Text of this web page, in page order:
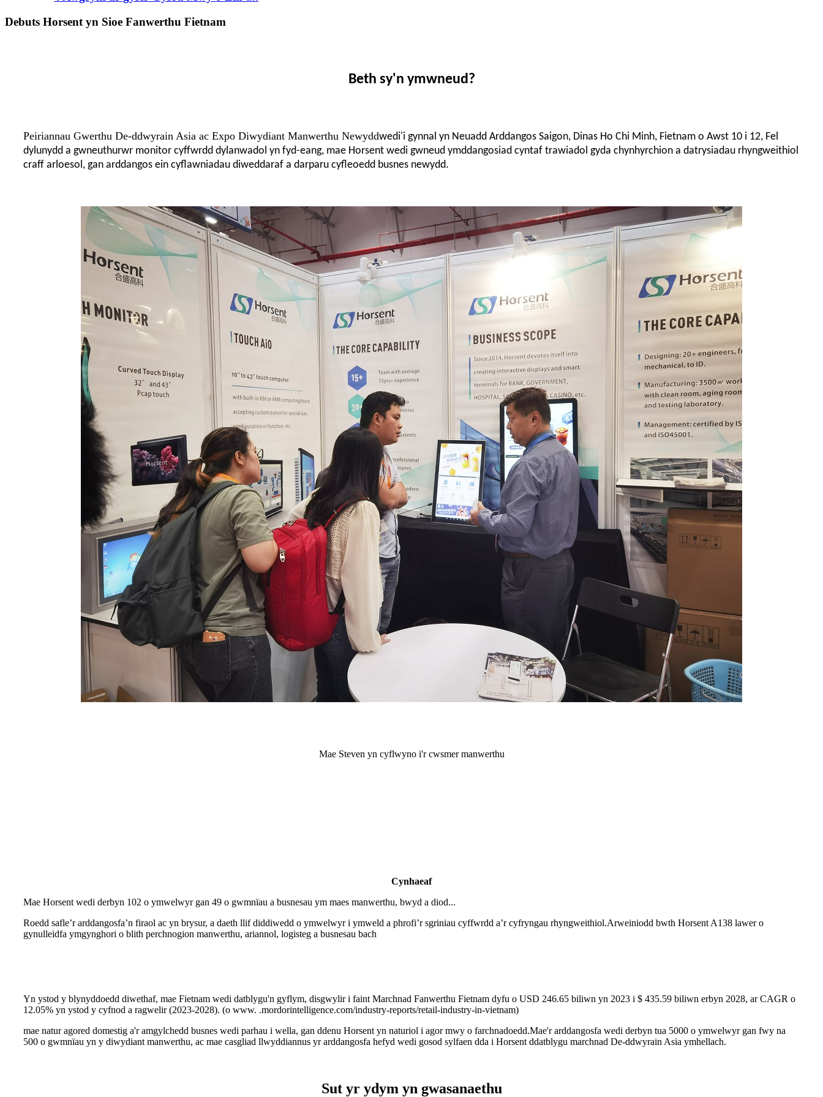
Debuts Horsent yn Sioe Fanwerthu Fietnam
Beth sy'n ymwneud?
Peiriannau Gwerthu De-ddwyrain Asia ac Expo Diwydiant Manwerthu Newyddwedi'i gynnal yn Neuadd Arddangos Saigon, Dinas Ho Chi Minh, Fietnam o Awst 10 i 12, Fel
dylunydd a gwneuthurwr monitor cyffwrdd dylanwadol yn fyd-eang, mae Horsent wedi gwneud ymddangosiad cyntaf trawiadol gyda chynhyrchion a datrysiadau rhyngweithiol
craff arloesol, gan arddangos ein cyflawniadau diweddaraf a darparu cyfleoedd busnes newydd.
Mae Steven yn cyflwyno i'r cwsmer manwerthu
Cynhaeaf
Mae Horsent wedi derbyn 102 o ymwelwyr gan 49 o gwmnïau a busnesau ym maes manwerthu, bwyd a diod...
Roedd safle’r arddangosfa’n firaol ac yn brysur, a daeth llif diddiwedd o ymwelwyr i ymweld a phrofi’r sgriniau cyffwrdd a’r cyfryngau rhyngweithiol.Arweiniodd bwth Horsent A138 lawer o
gynulleidfa ymgynghori o blith perchnogion manwerthu, ariannol, logisteg a busnesau bach
Yn ystod y blynyddoedd diwethaf, mae Fietnam wedi datblygu'n gyflym, disgwylir i faint Marchnad Fanwerthu Fietnam dyfu o USD 246.65 biliwn yn 2023 i $ 435.59 biliwn erbyn 2028, ar CAGR o
12.05% yn ystod y cyfnod a ragwelir (2023-2028). (o www. .mordorintelligence.com/industry-reports/retail-industry-in-vietnam)
mae natur agored domestig a'r amgylchedd busnes wedi parhau i wella, gan ddenu Horsent yn naturiol i agor mwy o farchnadoedd.Mae'r arddangosfa wedi derbyn tua 5000 o ymwelwyr gan fwy na
500 o gwmnïau yn y diwydiant manwerthu, ac mae casgliad llwyddiannus yr arddangosfa hefyd wedi gosod sylfaen dda i Horsent ddatblygu marchnad De-ddwyrain Asia ymhellach.
Sut yr ydym yn gwasanaethu